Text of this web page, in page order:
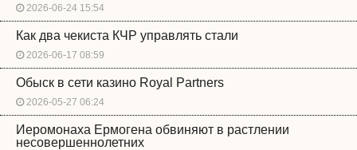
2026-06-24 15:54
Как два чекиста КЧР управлять стали
2026-06-17 08:59
Обыск в сети казино Royal Partners
2026-05-27 06:24
Иеромонаха Ермогена обвиняют в растлении
несовершеннолетних